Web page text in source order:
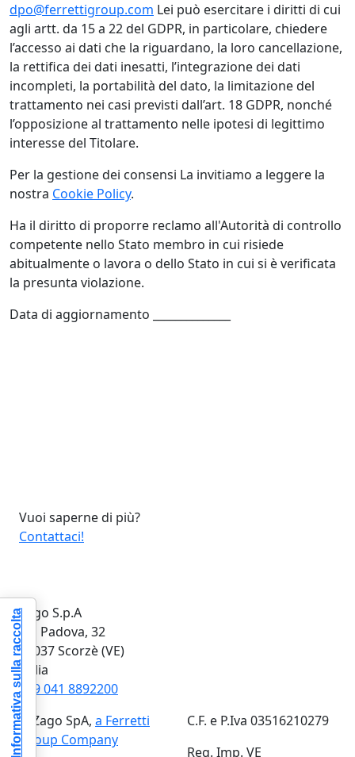
dpo@ferrettigroup.com Lei può esercitare i diritti di cui
agli artt. da 15 a 22 del GDPR, in particolare, chiedere
l’accesso ai dati che la riguardano, la loro cancellazione,
la rettifica dei dati inesatti, l’integrazione dei dati
incompleti, la portabilità del dato, la limitazione del
trattamento nei casi previsti dall’art. 18 GDPR, nonché
l’opposizione al trattamento nelle ipotesi di legittimo
interesse del Titolare.
Per la gestione dei consensi La invitiamo a leggere la
nostra Cookie Policy.
Ha il diritto di proporre reclamo all'Autorità di controllo
competente nello Stato membro in cui risiede
abitualmente o lavora o dello Stato in cui si è verificata
la presunta violazione.
Data di aggiornamento ______________
Vuoi saperne di più?
Contattaci!
Zago S.p.A
Via Padova, 32
30037 Scorzè (VE)
Italia
+39 041 8892200
© Zago SpA, a Ferretti
Group Company
C.F. e P.Iva 03516210279
Reg. Imp. VE
Informativa sulla raccolta